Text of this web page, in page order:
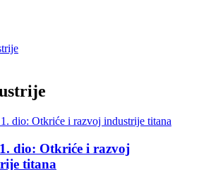
dio: Otkriće i razvoj
titana